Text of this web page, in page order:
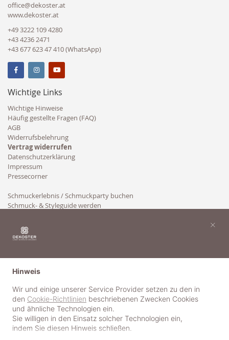
office@dekoster.at
www.dekoster.at
+49 3222 109 4280
+43 4236 2471
+43 677 623 47 410 (WhatsApp)
Wichtige Links
Wichtige Hinweise
Häufig gestellte Fragen (FAQ)
AGB
Widerrufsbelehrung
Vertrag widerrufen
Datenschutzerklärung
Impressum
Pressecorner
Schmuckerlebnis / Schmuckparty buchen
Schmuck- & Styleguide werden
Hinweis
Wir und einige unserer Service Provider setzen zu den in
den Cookie-Richtlinien beschriebenen Zwecken Cookies
und ähnliche Technologien ein.
Sie willigen in den Einsatz solcher Technologien ein,
indem Sie diesen Hinweis schließen.
×